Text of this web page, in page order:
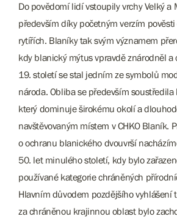
Do povědomí lidí vstoupily vrchy Velký a
především díky početným verzím
rytířích. Blaníky tak svým významem
kdy blanický mýtus vpravdě znárodněl a
19. století se stal jedním ze symbolů
národa. Obliba se především
který dominuje širokému okolí a
navštěvovaným místem v CHKO Blaník.
o ochranu blanického dvouvrší
50. let minulého století, kdy bylo
používané kategorie chráněných
Hlavním důvodem pozdějšího vyhlášení
za chráněnou krajinnou oblast bylo